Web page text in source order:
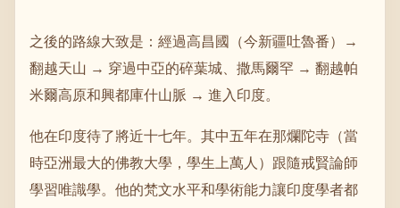
之後的路線大致是：經過高昌國（今新疆吐魯番）→
翻越天山 → 穿過中亞的碎葉城、撒馬爾罕 → 翻越帕
米爾高原和興都庫什山脈 → 進入印度。
他在印度待了將近十七年。其中五年在那爛陀寺（當
時亞洲最大的佛教大學，學生上萬人）跟隨戒賢論師
學習唯識學。他的梵文水平和學術能力讓印度學者都